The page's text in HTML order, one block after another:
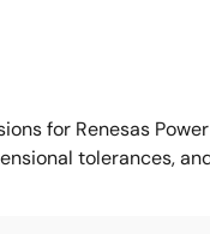
for Renesas Power
tolerances,